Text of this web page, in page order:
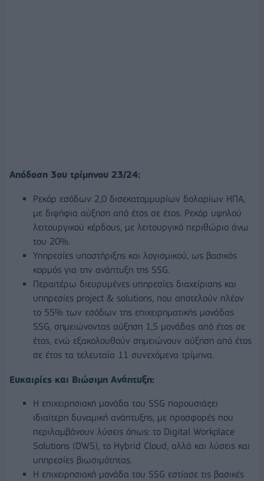
Απόδοση 3ου τρίμηνου 23/24:
Ρεκόρ εσόδων 2,0 δισεκατομμυρίων δολαρίων ΗΠΑ,
με διψήφια αύξηση από έτος σε έτος. Ρεκόρ υψηλού
λειτουργικού κέρδους, με λειτουργικό περιθώριο άνω
του 20%.
Υπηρεσίες υποστήριξης και λογισμικού, ως βασικός
κορμός για την ανάπτυξη της SSG.
Περαιτέρω διευρυμένες υπηρεσίες διαχείρισης και
υπηρεσίες project & solutions, που αποτελούν πλέον
το 55% των εσόδων της επιχειρηματικής μονάδας
SSG, σημειώνοντας αύξηση 1,5 μονάδας από έτος σε
έτος, ενώ εξακολουθούν σημειώνουν αύξηση από έτος
σε έτος τα τελευταία 11 συνεχόμενα τρίμηνα.
Ευκαιρίες και Βιώσιμη Ανάπτυξη:
Η επιχειρησιακή μονάδα του SSG παρουσιάζει
ιδιαίτερη δυναμική ανάπτυξης, με προσφορές που
περιλαμβάνουν λύσεις όπως: το Digital Workplace
Solutions (DWS), το Hybrid Cloud, αλλά και λύσεις και
υπηρεσίες βιωσιμότητας.
Η επιχειρησιακή μονάδα του SSG εστίασε τις βασικές